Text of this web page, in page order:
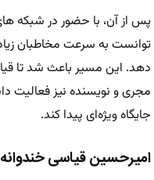
پس از آن، با حضور در شبکه‌
توانست به سرعت مخاطبان
دهد. این مسیر باعث شد تا
مجری و نویسنده نیز فعالیت
جایگاه ویژه‌ای پیدا کند.
امیرحسین قیاسی خندوانه